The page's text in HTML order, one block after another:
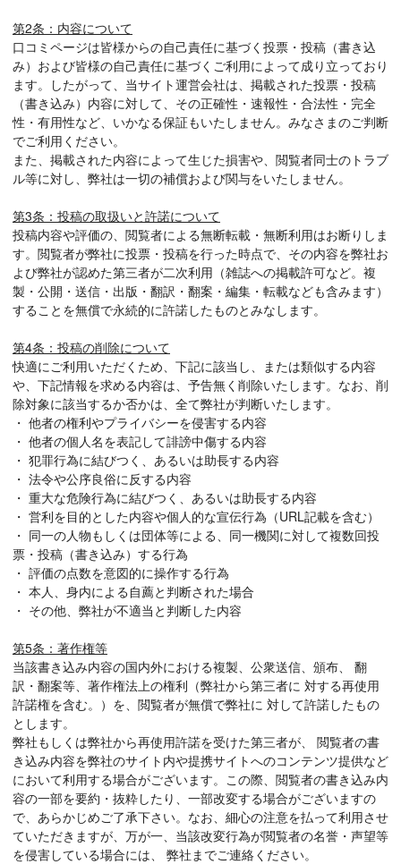
第2条：内容について
口コミページは皆様からの自己責任に基づく投票・投稿（書き込
み）および皆様の自己責任に基づくご利用によって成り立っており
ます。したがって、当サイト運営会社は、掲載された投票・投稿
（書き込み）内容に対して、その正確性・速報性・合法性・完全
性・有用性など、いかなる保証もいたしません。みなさまのご判断
でご利用ください。
また、掲載された内容によって生じた損害や、閲覧者同士のトラブ
ル等に対し、弊社は一切の補償および関与をいたしません。
第3条：投稿の取扱いと許諾について
投稿内容や評価の、閲覧者による無断転載・無断利用はお断りしま
す。閲覧者が弊社に投票・投稿を行った時点で、その内容を弊社お
よび弊社が認めた第三者が二次利用（雑誌への掲載許可など。複
製・公開・送信・出版・翻訳・翻案・編集・転載なども含みます）
することを無償で永続的に許諾したものとみなします。
第4条：投稿の削除について
快適にご利用いただくため、下記に該当し、または類似する内容
や、下記情報を求める内容は、予告無く削除いたします。なお、削
除対象に該当するか否かは、全て弊社が判断いたします。
・ 他者の権利やプライバシーを侵害する内容
・ 他者の個人名を表記して誹謗中傷する内容
・ 犯罪行為に結びつく、あるいは助長する内容
・ 法令や公序良俗に反する内容
・ 重大な危険行為に結びつく、あるいは助長する内容
・ 営利を目的とした内容や個人的な宣伝行為（URL記載を含む）
・ 同一の人物もしくは団体等による、同一機関に対して複数回投
票・投稿（書き込み）する行為
・ 評価の点数を意図的に操作する行為
・ 本人、身内による自薦と判断された場合
・ その他、弊社が不適当と判断した内容
第5条：著作権等
当該書き込み内容の国内外における複製、公衆送信、頒布、 翻
訳・翻案等、著作権法上の権利（弊社から第三者に 対する再使用
許諾権を含む。）を、閲覧者が無償で弊社に 対して許諾したもの
とします。
弊社もしくは弊社から再使用許諾を受けた第三者が、 閲覧者の書
き込み内容を弊社のサイト内や提携サイトへのコンテンツ提供など
において利用する場合がございます。この際、閲覧者の書き込み内
容の一部を要約・抜粋したり、一部改変する場合がございますの
で、あらかじめご了承下さい。なお、細心の注意を払って利用させ
ていただきますが、万が一、当該改変行為が閲覧者の名誉・声望等
を侵害している場合には、 弊社までご連絡ください。